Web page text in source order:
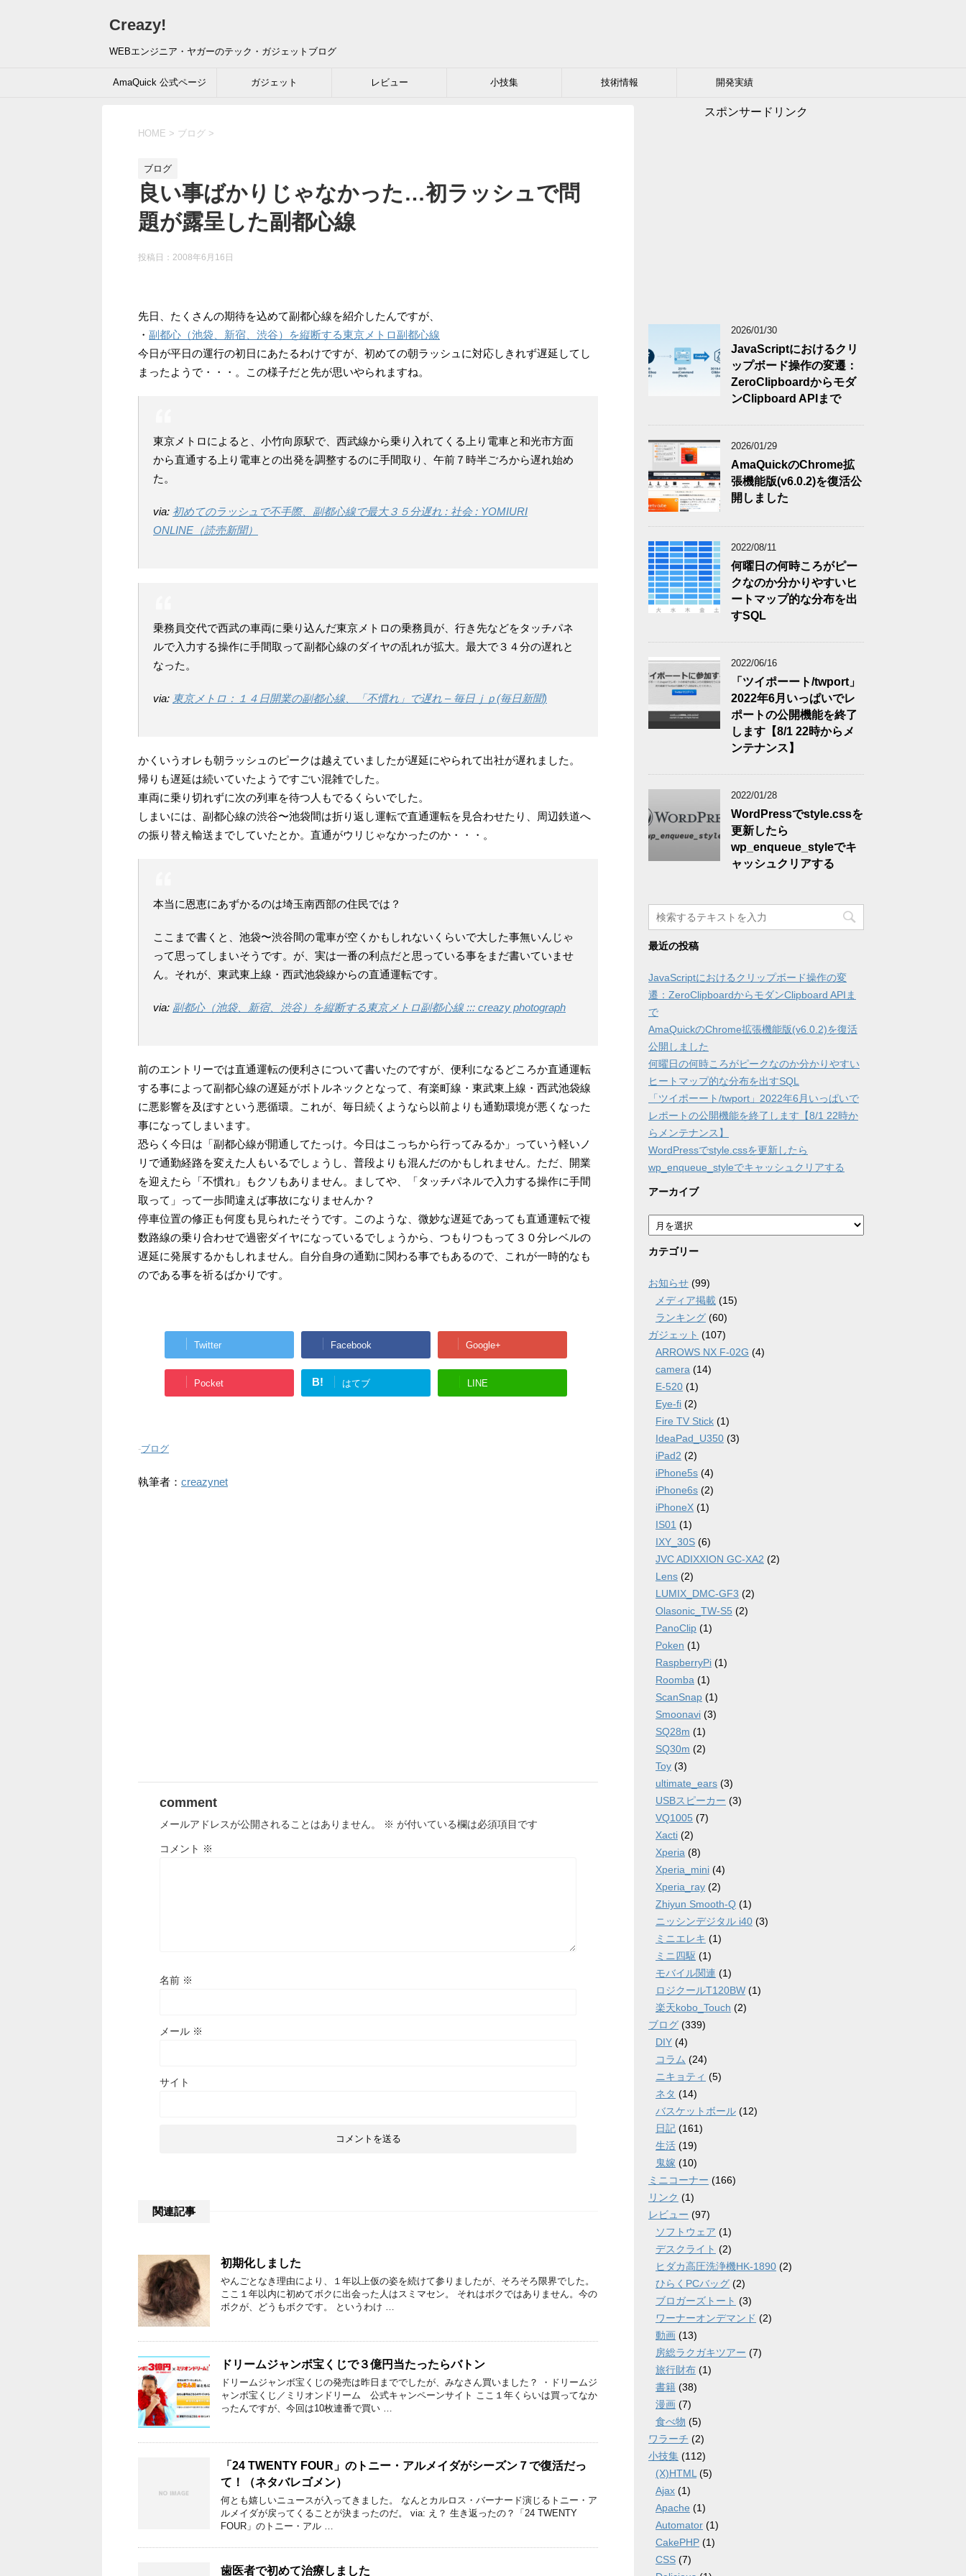
Creazy!
WEBエンジニア・ヤガーのテック・ガジェットブログ
AmaQuick 公式ページ ガジェット レビュー 小技集 技術情報 開発実績
HOME > ブログ >
ブログ
良い事ばかりじゃなかった…初ラッシュで問
題が露呈した副都心線
投稿日： 2008年6月16日
先日、たくさんの期待を込めて副都心線を紹介したんですが、
・ 副都心（池袋、新宿、渋谷）を縦断する東京メトロ副都心線
今日が平日の運行の初日にあたるわけですが、初めての朝ラッシュに対応しきれず遅延してし
まったようで・・・。この様子だと先が思いやられますね。
東京メトロによると、小竹向原駅で、西武線から乗り入れてくる上り電車と和光市方面
から直通する上り電車との出発を調整するのに手間取り、午前７時半ごろから遅れ始め
た。
via: 初めてのラッシュで不手際、副都心線で最大３５分遅れ : 社会 : YOMIURI
ONLINE（読売新聞）
乗務員交代で西武の車両に乗り込んだ東京メトロの乗務員が、行き先などをタッチパネ
ルで入力する操作に手間取って副都心線のダイヤの乱れが拡大。最大で３４分の遅れと
なった。
via: 東京メトロ：１４日開業の副都心線、「不慣れ」で遅れ – 毎日ｊｐ(毎日新聞)
かくいうオレも朝ラッシュのピークは越えていましたが遅延にやられて出社が遅れました。
帰りも遅延は続いていたようですごい混雑でした。
車両に乗り切れずに次の列車を待つ人もでるくらいでした。
しまいには、副都心線の渋谷〜池袋間は折り返し運転で直通運転を見合わせたり、周辺鉄道へ
の振り替え輸送までしていたとか。直通がウリじゃなかったのか・・・。
本当に恩恵にあずかるのは埼玉南西部の住民では？
ここまで書くと、池袋〜渋谷間の電車が空くかもしれないくらいで大した事無いんじゃ
って思ってしまいそうです。が、実は一番の利点だと思っている事をまだ書いていませ
ん。それが、東武東上線・西武池袋線からの直通運転です。
via: 副都心（池袋、新宿、渋谷）を縦断する東京メトロ副都心線 ::: creazy photograph
前のエントリーでは直通運転の便利さについて書いたのですが、便利になるどころか直通運転
する事によって副都心線の遅延がボトルネックとなって、有楽町線・東武東上線・西武池袋線
に悪影響を及ぼすという悪循環。これが、毎日続くようなら以前よりも通勤環境が悪くなった
事になってしまいます。
恐らく今日は「副都心線が開通してたっけ。今日はこっちから行ってみるか」っていう軽いノ
リで通勤経路を変えた人もいるでしょうし、普段よりも混んだのかもしれません。ただ、開業
を迎えたら「不慣れ」もクソもありません。ましてや、「タッチパネルで入力する操作に手間
取って」って一歩間違えば事故になりませんか？
停車位置の修正も何度も見られたそうです。このような、微妙な遅延であっても直通運転で複
数路線の乗り合わせで過密ダイヤになっているでしょうから、つもりつもって３０分レベルの
遅延に発展するかもしれません。自分自身の通勤に関わる事でもあるので、これが一時的なも
のである事を祈るばかりです。
Twitter Facebook Google+
Pocket B! はてブ LINE
-ブログ
執筆者： creazynet
comment
メールアドレスが公開されることはありません。 ※ が付いている欄は必須項目です
コメント ※
名前 ※
メール ※
サイト
関連記事
初期化しました
やんごとなき理由により、１年以上仮の姿を続けて参りましたが、そろそろ限界でした。
ここ１年以内に初めてボクに出会った人はスミマセン。 それはボクではありません。今の
ボクが、どうもボクです。 というわけ …
ドリームジャンボ宝くじで３億円当たったらバトン
ドリームジャンボ宝くじの発売は昨日まででしたが、みなさん買いました？ ・ドリームジ
ャンボ宝くじ／ミリオンドリーム 公式キャンペーンサイト ここ１年くらいは買ってなか
ったんですが、今回は10枚連番で買い …
「24 TWENTY FOUR」のトニー・アルメイダがシーズン７で復活だっ
て！（ネタバレゴメン）
何とも嬉しいニュースが入ってきました。 なんとカルロス・バーナード演じるトニー・ア
ルメイダが戻ってくることが決まったのだ。 via: え？ 生き返ったの？「24 TWENTY
FOUR」のトニー・アル …
歯医者で初めて治療しました
スポンサードリンク
2026/01/30
JavaScriptにおけるクリ
ップボード操作の変遷：
ZeroClipboardからモダ
ンClipboard APIまで
2026/01/29
AmaQuickのChrome拡
張機能版(v6.0.2)を復活公
開しました
2022/08/11
何曜日の何時ころがピー
クなのか分かりやすいヒ
ートマップ的な分布を出
すSQL
2022/06/16
「ツイポーート/twport」
2022年6月いっぱいでレ
ポートの公開機能を終了
します【8/1 22時からメ
ンテナンス】
2022/01/28
WordPressでstyle.cssを
更新したら
wp_enqueue_styleでキ
ャッシュクリアする
最近の投稿
JavaScriptにおけるクリップボード操作の変
遷：ZeroClipboardからモダンClipboard APIま
で
AmaQuickのChrome拡張機能版(v6.0.2)を復活
公開しました
何曜日の何時ころがピークなのか分かりやすい
ヒートマップ的な分布を出すSQL
「ツイポーート/twport」2022年6月いっぱいで
レポートの公開機能を終了します【8/1 22時か
らメンテナンス】
WordPressでstyle.cssを更新したら
wp_enqueue_styleでキャッシュクリアする
アーカイブ
ア
ー
カ
ブ
カテゴリー
お知らせ (99)
メディア掲載 (15)
ランキング (60)
ガジェット (107)
ARROWS NX F-02G (4)
camera (14)
E-520 (1)
Eye-fi (2)
Fire TV Stick (1)
IdeaPad_U350 (3)
iPad2 (2)
iPhone5s (4)
iPhone6s (2)
iPhoneX (1)
IS01 (1)
IXY_30S (6)
JVC ADIXXION GC-XA2 (2)
Lens (2)
LUMIX_DMC-GF3 (2)
Olasonic_TW-S5 (2)
PanoClip (1)
Poken (1)
RaspberryPi (1)
Roomba (1)
ScanSnap (1)
Smoonavi (3)
SQ28m (1)
SQ30m (2)
Toy (3)
ultimate_ears (3)
USBスピーカー (3)
VQ1005 (7)
Xacti (2)
Xperia (8)
Xperia_mini (4)
Xperia_ray (2)
Zhiyun Smooth-Q (1)
ニッシンデジタル i40 (3)
ミニエレキ (1)
ミニ四駆 (1)
モバイル関連 (1)
ロジクールT120BW (1)
楽天kobo_Touch (2)
ブログ (339)
DIY (4)
コラム (24)
ニキョティ (5)
ネタ (14)
バスケットボール (12)
日記 (161)
生活 (19)
鬼嫁 (10)
ミニコーナー (166)
リンク (1)
レビュー (97)
ソフトウェア (1)
デスクライト (2)
ヒダカ高圧洗浄機HK-1890 (2)
ひらくPCバッグ (2)
ブロガーズトート (3)
ワーナーオンデマンド (2)
動画 (13)
房総ラクガキツアー (7)
旅行財布 (1)
書籍 (38)
漫画 (7)
食べ物 (5)
ワラーチ (2)
小技集 (112)
(X)HTML (5)
Ajax (1)
Apache (1)
Automator (1)
CakePHP (1)
CSS (7)